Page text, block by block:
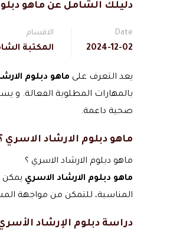
دليلك الشامل عن ماهو
Date
2024-12-02
الاقسام
المكتبة
يعد التعرف على ماهو دبلوم
بالمهارات المطلوبة الفعالة. و
صحية داعمة.
ماهو دبلوم الارشاد الاسري
ماهو دبلوم الارشاد الاسري ؟
ماهو دبلوم الارشاد الاسري يمكن
المناسبة، للتمكن من مواجهة
دراسة دبلوم الإرشاد